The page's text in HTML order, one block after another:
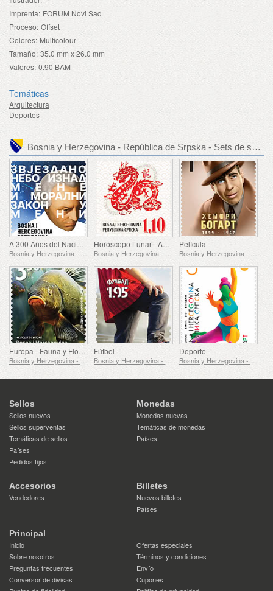
Imprenta: FORUM Novi Sad
Proceso: Offset
Colores: Multicolour
Tamaño: 35.0 mm x 26.0 mm
Valores: 0.90 BAM
Temáticas
Arquitectura
Deportes
Bosnia y Herzegovina - República de Srpska - Sets de sellos recomendados
A 300 Años del Nacimiento de Immanuel Kant Horóscopo Lunar - Año del Dragón Película
Bosnia y Herzegovina - República de Srpska
Europa - Fauna y Flora Submarinas
Bosnia y Herzegovina - República de Srpska
Fútbol
Bosnia y Herzegovina - República de Srpska
Deporte
Bosnia y Herzegovina - República de Srpska
Sellos
Sellos nuevos
Sellos superventas
Temáticas de sellos
Países
Pedidos fijos
Monedas
Monedas nuevas
Temáticas de monedas
Países
Accesorios
Vendedores
Billetes
Nuevos billetes
Países
Principal
Inicio
Ofertas especiales
Sobre nosotros
Términos y condiciones
Preguntas frecuentes
Envío
Conversor de divisas
Cupones